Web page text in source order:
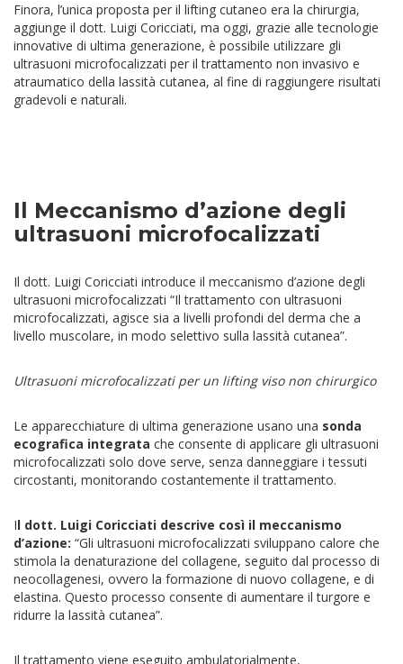
Finora, l’unica proposta per il lifting cutaneo era la chirurgia,
aggiunge il dott. Luigi Coricciati, ma oggi, grazie alle tecnologie
innovative di ultima generazione, è possibile utilizzare gli
ultrasuoni microfocalizzati per il trattamento non invasivo e
atraumatico della lassità cutanea, al fine di raggiungere risultati
gradevoli e naturali.
Il Meccanismo d’azione degli
ultrasuoni microfocalizzati
Il dott. Luigi Coricciati introduce il meccanismo d’azione degli
ultrasuoni microfocalizzati “Il trattamento con ultrasuoni
microfocalizzati, agisce sia a livelli profondi del derma che a
livello muscolare, in modo selettivo sulla lassità cutanea”.
Ultrasuoni microfocalizzati per un lifting viso non chirurgico
Le apparecchiature di ultima generazione usano una sonda
ecografica integrata che consente di applicare gli ultrasuoni
microfocalizzati solo dove serve, senza danneggiare i tessuti
circostanti, monitorando costantemente il trattamento.
Il dott. Luigi Coricciati descrive così il meccanismo
d’azione: “Gli ultrasuoni microfocalizzati sviluppano calore che
stimola la denaturazione del collagene, seguito dal processo di
neocollagenesi, ovvero la formazione di nuovo collagene, e di
elastina. Questo processo consente di aumentare il turgore e
ridurre la lassità cutanea”.
Il trattamento viene eseguito ambulatorialmente,